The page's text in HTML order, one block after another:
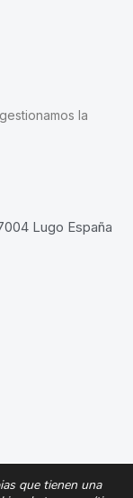
la
Lugo España
que tienen una